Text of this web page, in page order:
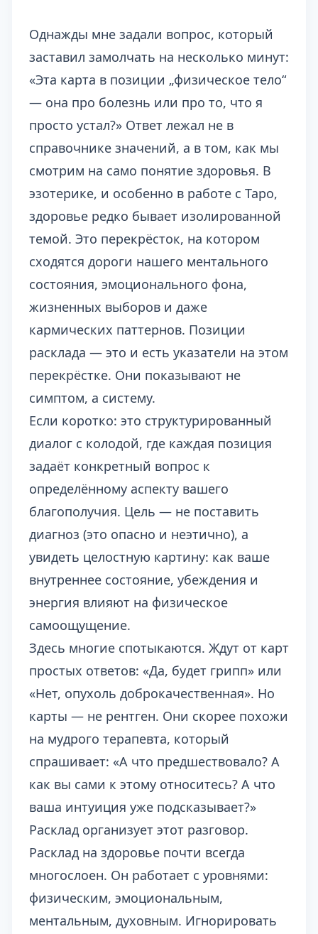
Однажды мне задали вопрос, который
заставил замолчать на несколько минут:
«Эта карта в позиции „физическое тело“
— она про болезнь или про то, что я
просто устал?» Ответ лежал не в
справочнике значений, а в том, как мы
смотрим на само понятие здоровья. В
эзотерике, и особенно в работе с Таро,
здоровье редко бывает изолированной
темой. Это перекрёсток, на котором
сходятся дороги нашего ментального
состояния, эмоционального фона,
жизненных выборов и даже
кармических паттернов. Позиции
расклада — это и есть указатели на этом
перекрёстке. Они показывают не
симптом, а систему.
Если коротко: это структурированный
диалог с колодой, где каждая позиция
задаёт конкретный вопрос к
определённому аспекту вашего
благополучия. Цель — не поставить
диагноз (это опасно и неэтично), а
увидеть целостную картину: как ваше
внутреннее состояние, убеждения и
энергия влияют на физическое
самоощущение.
Здесь многие спотыкаются. Ждут от карт
простых ответов: «Да, будет грипп» или
«Нет, опухоль доброкачественная». Но
карты — не рентген. Они скорее похожи
на мудрого терапевта, который
спрашивает: «А что предшествовало? А
как вы сами к этому относитесь? А что
ваша интуиция уже подсказывает?»
Расклад организует этот разговор.
Расклад на здоровье почти всегда
многослоен. Он работает с уровнями:
физическим, эмоциональным,
ментальным, духовным. Игнорировать